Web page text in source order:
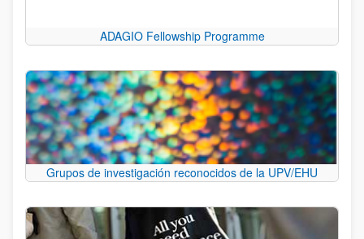
ADAGIO Fellowship Programme
Grupos de investigación reconocidos de la UPV/EHU